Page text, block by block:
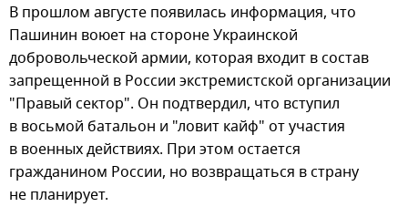
В прошлом августе появилась информация, что
Пашинин воюет на стороне Украинской
добровольческой армии, которая входит в состав
запрещенной в России экстремистской организации
"Правый сектор". Он подтвердил, что вступил
в восьмой батальон и "ловит кайф" от участия
в военных действиях. При этом остается
гражданином России, но возвращаться в страну
не планирует.